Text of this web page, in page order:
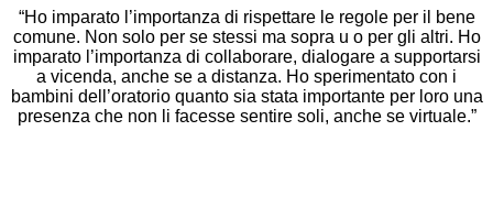
“Ho imparato l’importanza di rispettare le regole per il bene
comune. Non solo per se stessi ma sopra u o per gli altri. Ho
imparato l’importanza di collaborare, dialogare a supportarsi
a vicenda, anche se a distanza. Ho sperimentato con i
bambini dell’oratorio quanto sia stata importante per loro una
presenza che non li facesse sentire soli, anche se virtuale.”